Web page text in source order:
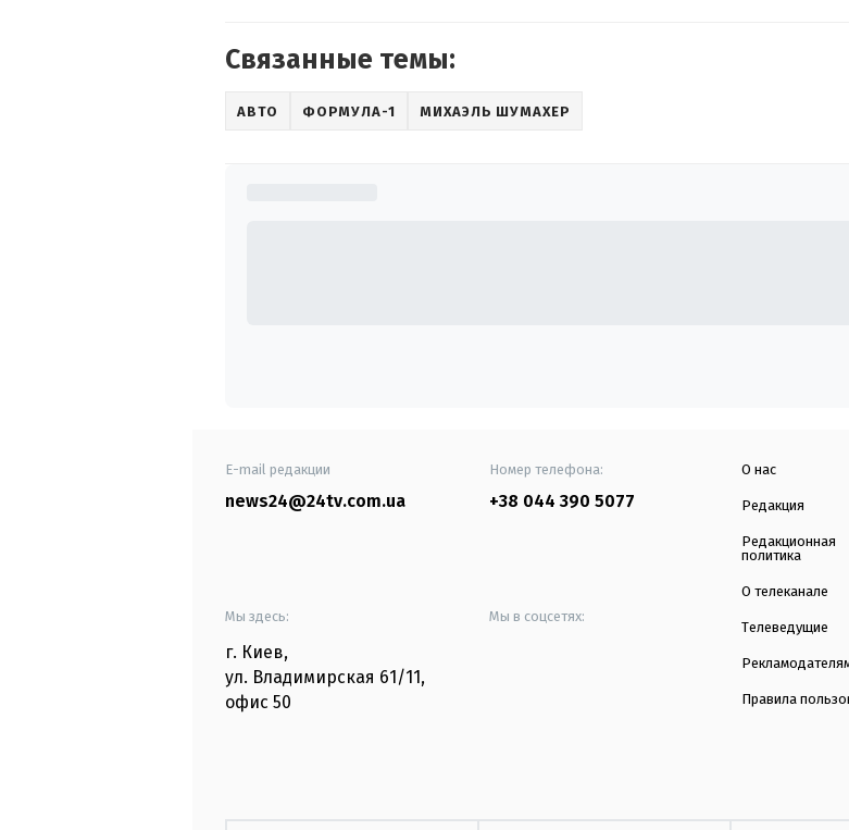
Связанные темы:
АВТО ФОРМУЛА-1 МИХАЭЛЬ ШУМАХЕР
E-mail редакции
news24@24tv.com.ua
Номер телефона:
+38 044 390 5077
Мы здесь:
г. Киев,
ул. Владимирская 61/11,
офис 50
Мы в соцсетях:
О нас
Редакция
Редакционная
политика
О телеканале
Телеведущие
Правила